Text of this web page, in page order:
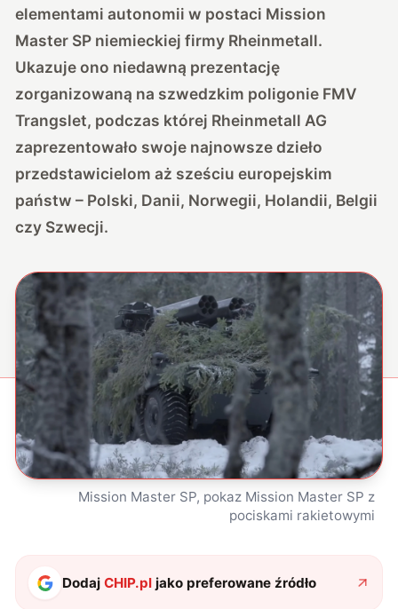
elementami autonomii w postaci Mission
Master SP niemieckiej firmy Rheinmetall.
Ukazuje ono niedawną prezentację
zorganizowaną na szwedzkim poligonie FMV
Trangslet, podczas której Rheinmetall AG
zaprezentowało swoje najnowsze dzieło
przedstawicielom aż sześciu europejskim
państw – Polski, Danii, Norwegii, Holandii, Belgii
czy Szwecji.
Mission Master SP, pokaz Mission Master SP z
pociskami rakietowymi
DodajCHIP.pl jako preferowane źródło